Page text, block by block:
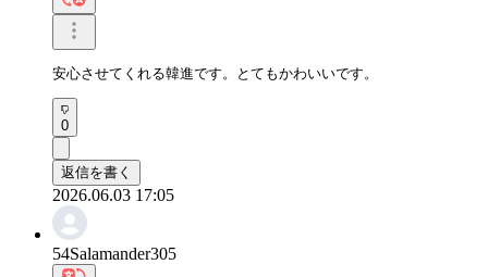
安心させてくれる韓進です。とてもかわいいです。
0
返信を書く
2026.06.03 17:05
54Salamander305